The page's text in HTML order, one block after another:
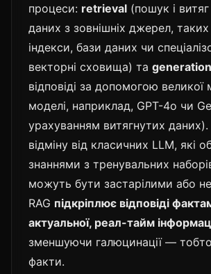
процеси: retrieval (пошук і
даних з зовнішніх джерел,
індекси, бази даних чи
векторні сховища) та generation
відповіді за допомогою великої
моделі, наприклад, GPT-4o чи
урахуванням витягнутих
відміну від класичних LLM, які
знаннями з тренувальних
можуть бути застарілими або
RAG підкріплює відповіді
актуальної, реал-тайм
зменшуючи галюцинації — тобто
факти.